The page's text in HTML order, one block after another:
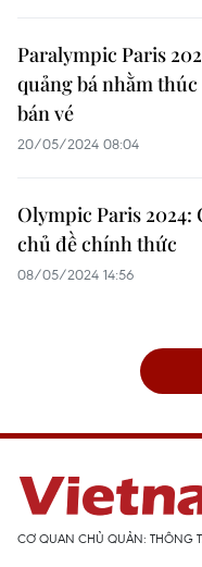
Paralympic Paris
quảng bá nhằm
bán vé
20/05/2024 08:04
Olympic Paris 2024:
chủ đề chính thức
08/05/2024 14:56
CƠ QUAN CHỦ QUẢN: THÔNG